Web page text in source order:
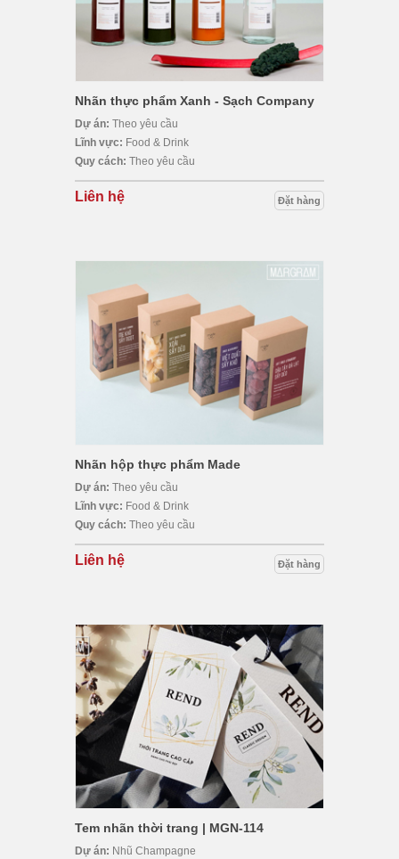
Nhãn thực phẩm Xanh - Sạch Company
Dự án: Theo yêu cầu
Lĩnh vực: Food & Drink
Quy cách: Theo yêu cầu
Liên hệ Đặt hàng
Nhãn hộp thực phẩm Made
Dự án: Theo yêu cầu
Lĩnh vực: Food & Drink
Quy cách: Theo yêu cầu
Liên hệ Đặt hàng
Tem nhãn thời trang | MGN-114
Dự án: Nhũ Champagne